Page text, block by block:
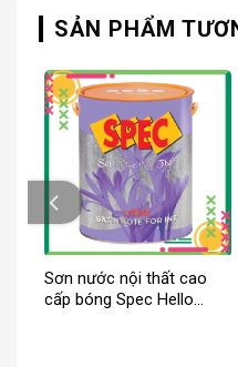
SẢN PHẨM
Sơn nước nội thất cao
cấp bóng Spec Hello